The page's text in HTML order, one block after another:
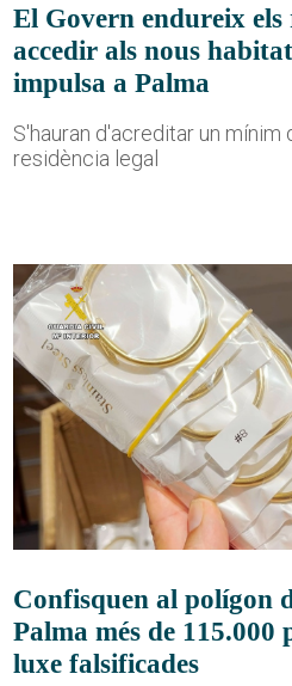
El Govern endureix
accedir als nous
impulsa a Palma
S'hauran d'acreditar un mínim
residència legal
Confisquen al polígon
Palma més de 115.000
luxe falsificades